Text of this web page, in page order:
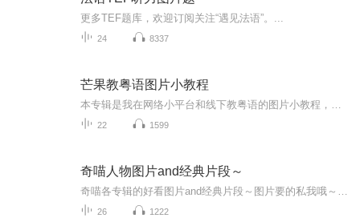
更多TEF题库，欢迎订阅关注“遇见法语”。...
24 8337
芒果教粤语图片小教程
22 1599
奇喵人物图片and经典片段～
26 1222